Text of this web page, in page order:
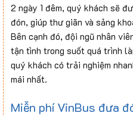
2 ngày 1 đêm, quý khách sẽ
đón, giúp thư giãn và sảng
Bên cạnh đó, đội ngũ nhân
tận tình trong suốt quá trình
quý khách có trải nghiệm
mái nhất.
Miễn phí VinBus đưa